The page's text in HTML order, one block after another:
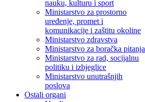
nauku, kulturu i sport
Ministarstvo za prostorno
uređenje, promet i
komunikacije i zaštitu okoline
Ministarstvo zdravstva
Ministarstvo za boračka pitanja
Ministarstvo za rad, socijalnu
politiku i izbjeglice
Ministarstvo unutrašnjih
poslova
Ostali organi